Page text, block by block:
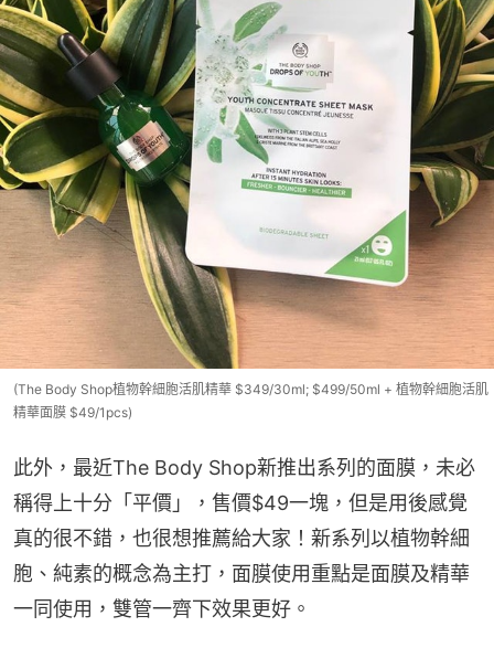
(The Body Shop植物幹細胞活肌精華 $349/30ml; $499/50ml + 植物幹細胞活肌
精華面膜 $49/1pcs)
此外，最近The Body Shop新推出系列的面膜，未必
稱得上十分「平價」，售價$49一塊，但是用後感覺
真的很不錯，也很想推薦給大家！新系列以植物幹細
胞、純素的概念為主打，面膜使用重點是面膜及精華
一同使用，雙管一齊下效果更好。